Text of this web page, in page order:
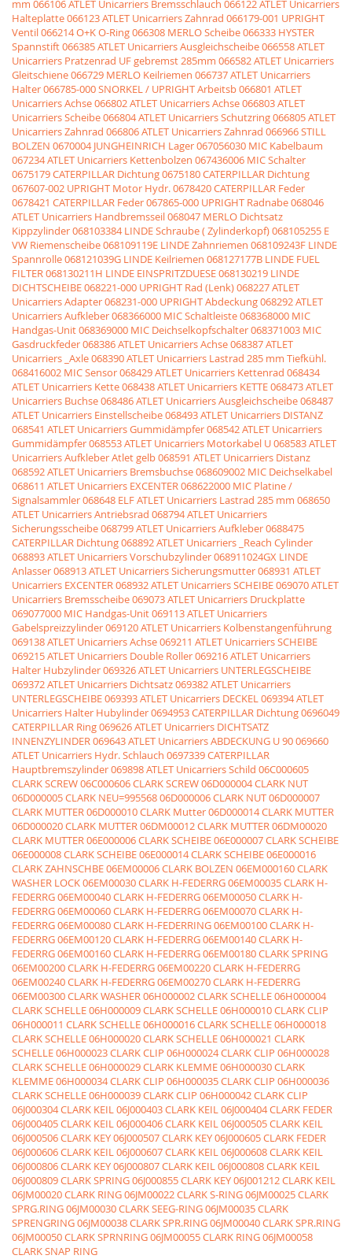
mm 066106 ATLET Unicarriers Bremsschlauch 066122 ATLET Unicarriers
Halteplatte066123 ATLET Unicarriers Zahnrad 066179-001 UPRIGHT
Ventil066214 O+K O-Ring066308 MERLO Scheibe066333 HYSTER
Spannstift066385 ATLET Unicarriers Ausgleichscheibe066558 ATLET
Unicarriers Pratzenrad UF gebremst 285mm 066582 ATLET Unicarriers
Gleitschiene066729 MERLO Keilriemen 066737 ATLET Unicarriers
Halter066785-000 SNORKEL / UPRIGHT Arbeitsb066801 ATLET
Unicarriers Achse066802 ATLET Unicarriers Achse066803 ATLET
Unicarriers Scheibe066804 ATLET Unicarriers Schutzring066805 ATLET
Unicarriers Zahnrad 066806 ATLET Unicarriers Zahnrad 066966 STILL
BOLZEN 0670004 JUNGHEINRICH Lager067056030 MIC Kabelbaum
067234 ATLET Unicarriers Kettenbolzen 067436006 MIC Schalter
0675179 CATERPILLAR Dichtung0675180 CATERPILLAR Dichtung
067607-002 UPRIGHT Motor Hydr.0678420 CATERPILLAR Feder
0678421 CATERPILLAR Feder067865-000 UPRIGHT Radnabe068046
ATLET Unicarriers Handbremsseil068047 MERLO Dichtsatz
Kippzylinder068103384 LINDE Schraube ( Zylinderkopf)068105255 E
VW Riemenscheibe068109119E LINDE Zahnriemen 068109243F LINDE
Spannrolle068121039G LINDE Keilriemen 068127177B LINDE FUEL
FILTER068130211H LINDE EINSPRITZDUESE068130219 LINDE
DICHTSCHEIBE068221-000 UPRIGHT Rad (Lenk)068227 ATLET
Unicarriers Adapter068231-000 UPRIGHT Abdeckung068292 ATLET
Unicarriers Aufkleber068366000 MIC Schaltleiste068368000 MIC
Handgas-Unit068369000 MIC Deichselkopfschalter068371003 MIC
Gasdruckfeder068386 ATLET Unicarriers Achse068387 ATLET
Unicarriers _Axle068390 ATLET Unicarriers Lastrad 285 mm Tiefkühl.
068416002 MIC Sensor068429 ATLET Unicarriers Kettenrad 068434
ATLET Unicarriers Kette068438 ATLET Unicarriers KETTE068473 ATLET
Unicarriers Buchse068486 ATLET Unicarriers Ausgleichscheibe068487
ATLET Unicarriers Einstellscheibe068493 ATLET Unicarriers DISTANZ
068541 ATLET Unicarriers Gummidämpfer068542 ATLET Unicarriers
Gummidämpfer068553 ATLET Unicarriers Motorkabel U068583 ATLET
Unicarriers Aufkleber Atlet gelb068591 ATLET Unicarriers Distanz
068592 ATLET Unicarriers Bremsbuchse068609002 MIC Deichselkabel
068611 ATLET Unicarriers EXCENTER068622000 MIC Platine /
Signalsammler068648 ELF ATLET Unicarriers Lastrad 285 mm 068650
ATLET Unicarriers Antriebsrad 068794 ATLET Unicarriers
Sicherungsscheibe068799 ATLET Unicarriers Aufkleber0688475
CATERPILLAR Dichtung068892 ATLET Unicarriers _Reach Cylinder
068893 ATLET Unicarriers Vorschubzylinder068911024GX LINDE
Anlasser068913 ATLET Unicarriers Sicherungsmutter068931 ATLET
Unicarriers EXCENTER068932 ATLET Unicarriers SCHEIBE069070 ATLET
Unicarriers Bremsscheibe069073 ATLET Unicarriers Druckplatte
069077000 MIC Handgas-Unit069113 ATLET Unicarriers
Gabelspreizzylinder069120 ATLET Unicarriers Kolbenstangenführung
069138 ATLET Unicarriers Achse069211 ATLET Unicarriers SCHEIBE
069215 ATLET Unicarriers Double Roller069216 ATLET Unicarriers
Halter Hubzylinder069326 ATLET Unicarriers UNTERLEGSCHEIBE
069372 ATLET Unicarriers Dichtsatz069382 ATLET Unicarriers
UNTERLEGSCHEIBE069393 ATLET Unicarriers DECKEL069394 ATLET
Unicarriers Halter Hubylinder0694953 CATERPILLAR Dichtung0696049
CATERPILLAR Ring069626 ATLET Unicarriers DICHTSATZ
INNENZYLINDER069643 ATLET Unicarriers ABDECKUNG U 90069660
ATLET Unicarriers Hydr. Schlauch 0697339 CATERPILLAR
Hauptbremszylinder069898 ATLET Unicarriers Schild 06C000605
CLARK SCREW06C000606 CLARK SCREW06D000004 CLARK NUT
06D000005 CLARK NEU=99556806D000006 CLARK NUT06D000007
CLARK MUTTER06D000010 CLARK Mutter06D000014 CLARK MUTTER
06D000020 CLARK MUTTER06DM00012 CLARK MUTTER06DM00020
CLARK MUTTER06E000006 CLARK SCHEIBE06E000007 CLARK SCHEIBE
06E000008 CLARK SCHEIBE06E000014 CLARK SCHEIBE06E000016
CLARK ZAHNSCHBE06EM00006 CLARK BOLZEN 06EM000160 CLARK
WASHER LOCK06EM00030 CLARK H-FEDERRG06EM00035 CLARK H-
FEDERRG06EM00040 CLARK H-FEDERRG06EM00050 CLARK H-
FEDERRG06EM00060 CLARK H-FEDERRG06EM00070 CLARK H-
FEDERRG06EM00080 CLARK H-FEDERRING06EM00100 CLARK H-
FEDERRG06EM00120 CLARK H-FEDERRG06EM00140 CLARK H-
FEDERRG06EM00160 CLARK H-FEDERRG06EM00180 CLARK SPRING
06EM00200 CLARK H-FEDERRG06EM00220 CLARK H-FEDERRG
06EM00240 CLARK H-FEDERRG06EM00270 CLARK H-FEDERRG
06EM00300 CLARK WASHER06H000002 CLARK SCHELLE06H000004
CLARK SCHELLE06H000009 CLARK SCHELLE06H000010 CLARK CLIP
06H000011 CLARK SCHELLE06H000016 CLARK SCHELLE06H000018
CLARK SCHELLE06H000020 CLARK SCHELLE06H000021 CLARK
SCHELLE06H000023 CLARK CLIP 06H000024 CLARK CLIP 06H000028
CLARK SCHELLE06H000029 CLARK KLEMME06H000030 CLARK
KLEMME06H000034 CLARK CLIP 06H000035 CLARK CLIP 06H000036
CLARK SCHELLE06H000039 CLARK CLIP 06H000042 CLARK CLIP
06J000304 CLARK KEIL06J000403 CLARK KEIL06J000404 CLARK FEDER
06J000405 CLARK KEIL06J000406 CLARK KEIL06J000505 CLARK KEIL
06J000506 CLARK KEY06J000507 CLARK KEY06J000605 CLARK FEDER
06J000606 CLARK KEIL06J000607 CLARK KEIL06J000608 CLARK KEIL
06J000806 CLARK KEY06J000807 CLARK KEIL06J000808 CLARK KEIL
06J000809 CLARK SPRING06J000855 CLARK KEY06J001212 CLARK KEIL
06JM00020 CLARK RING06JM00022 CLARK S-RING06JM00025 CLARK
SPRG.RING06JM00030 CLARK SEEG-RING06JM00035 CLARK
SPRENGRING06JM00038 CLARK SPR.RING06JM00040 CLARK SPR.RING
06JM00050 CLARK SPRNRING06JM00055 CLARK RING06JM00058
CLARK SNAP RING